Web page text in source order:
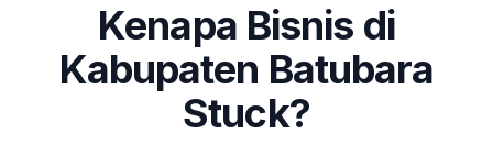
Kenapa Bisnis di
Kabupaten Batubara
Stuck?